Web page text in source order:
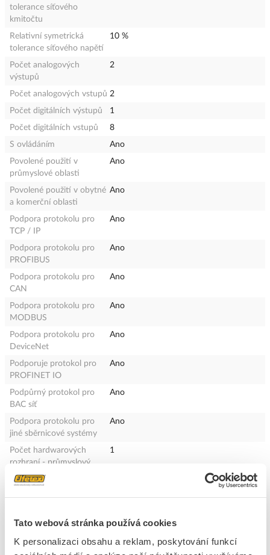
Tato webová stránka používá cookies
K personalizaci obsahu a reklam, poskytování funkcí
tolerance síťového
kmitočtu
Relativní symetrická
tolerance síťového napětí
10 %
Počet analogových
výstupů
2
Počet analogových vstupů 2
Počet digitálních výstupů
1
Počet digitálních vstupů
8
S ovládáním
Ano
Povolené použití v
průmyslové oblasti
Ano
Povolené použití v obytné
a komerční oblasti
Ano
Podpora protokolu pro
TCP / IP
Ano
Podpora protokolu pro
PROFIBUS
Ano
Podpora protokolu pro
CAN
Ano
Podpora protokolu pro
MODBUS
Ano
Podpora protokolu pro
DeviceNet
Ano
Podporuje protokol pro
PROFINET IO
Ano
Podpůrný protokol pro
BAC síť
Ano
Podpora protokolu pro
jiné sběrnicové systémy
Ano
Počet hardwarových
rozhraní - průmyslový
Ethernet
1
Počet HW-rozhraní - jiné
1
S připojením k PC